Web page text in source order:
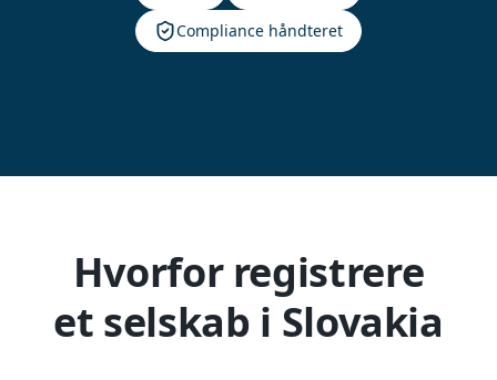
Compliance håndteret
Hvorfor registrere
et selskab i Slovakia